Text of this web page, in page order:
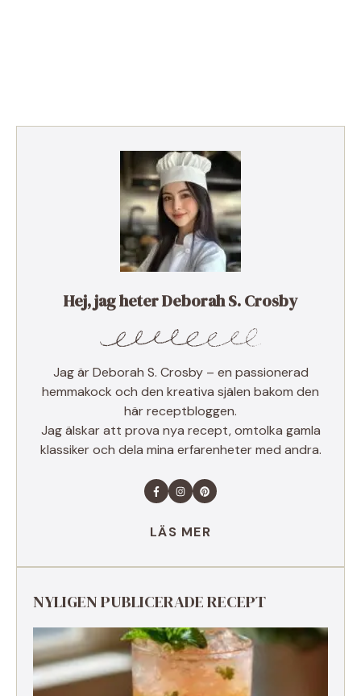
Hej, jag heter Deborah S. Crosby
Jag är Deborah S. Crosby – en passionerad
hemmakock och den kreativa själen bakom den
här receptbloggen.
Jag älskar att prova nya recept, omtolka gamla
klassiker och dela mina erfarenheter med andra.
LÄS MER
NYLIGEN PUBLICERADE RECEPT